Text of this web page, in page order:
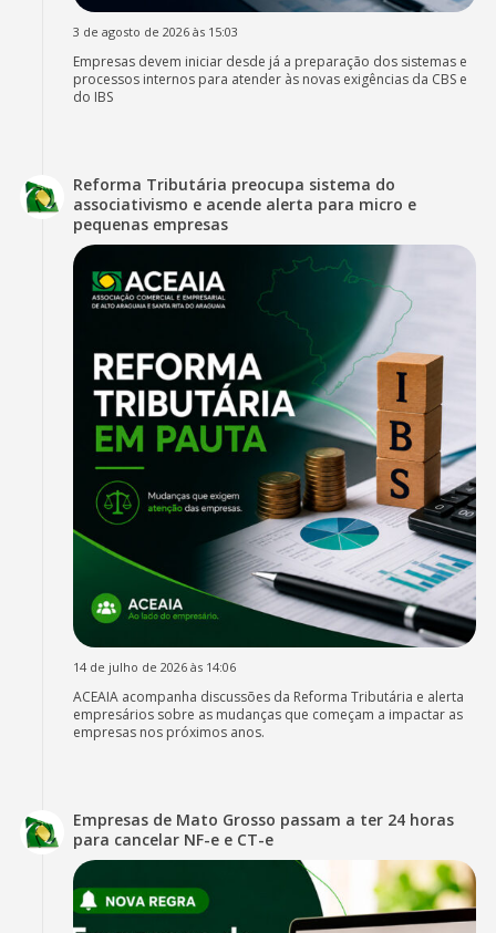
3 de agosto de 2026 às 15:03
Empresas devem iniciar desde já a preparação dos sistemas e
processos internos para atender às novas exigências da CBS e
do IBS
Reforma Tributária preocupa sistema do
associativismo e acende alerta para micro e
pequenas empresas
14 de julho de 2026 às 14:06
ACEAIA acompanha discussões da Reforma Tributária e alerta
empresários sobre as mudanças que começam a impactar as
empresas nos próximos anos.
Empresas de Mato Grosso passam a ter 24 horas
para cancelar NF-e e CT-e